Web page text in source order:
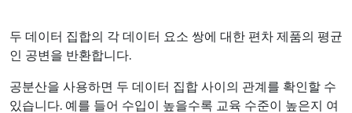
두 데이터 집합의 각 데이터 요소 쌍에 대한 편차 제품의 평균
인 공변을 반환합니다.
공분산을 사용하면 두 데이터 집합 사이의 관계를 확인할 수
있습니다. 예를 들어 수입이 높을수록 교육 수준이 높은지 여